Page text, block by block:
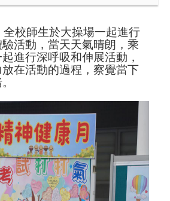
全校師生於大操場一起進行
活動，當天天氣晴朗，乘
進行深呼吸和伸展活動，
在活動的過程，察覺當下